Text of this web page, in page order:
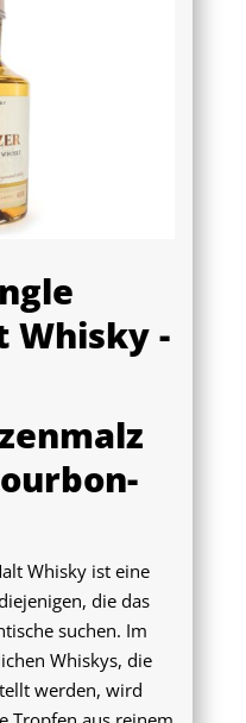
Whisky -
Whisky ist eine
die das
suchen. Im
Whiskys, die
werden, wird